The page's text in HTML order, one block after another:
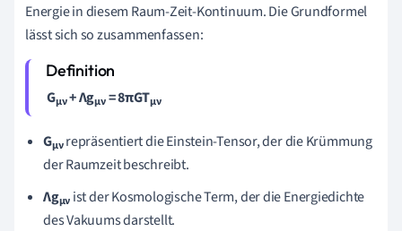
Energie in diesem Raum-Zeit-Kontinuum. Die Grundformel
lässt sich so zusammenfassen:
Gμν+ Λgμν= 8πGTμν
Gμνrepräsentiert die Einstein-Tensor, der die Krümmung
der Raumzeit beschreibt.
Λgμν ist der Kosmologische Term, der die Energiedichte
des Vakuums darstellt.